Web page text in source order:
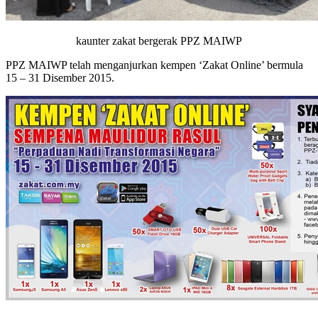
kaunter zakat bergerak PPZ MAIWP
PPZ MAIWP telah menganjurkan kempen ‘Zakat Online’ bermula
15 – 31 Disember 2015.